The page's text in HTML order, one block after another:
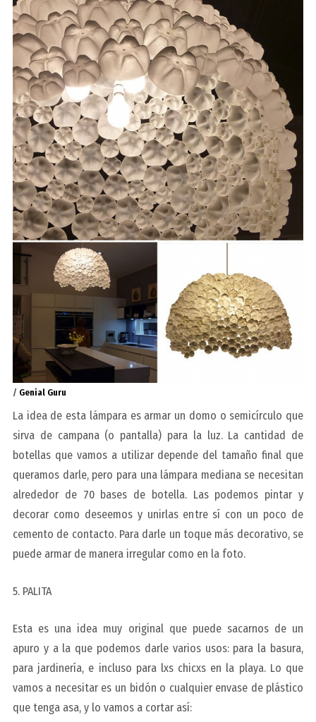
/ Genial Guru
La idea de esta lámpara es armar un domo o semicírculo que
sirva de campana (o pantalla) para la luz. La cantidad de
botellas que vamos a utilizar depende del tamaño final que
queramos darle, pero para una lámpara mediana se necesitan
alrededor de 70 bases de botella. Las podemos pintar y
decorar como deseemos y unirlas entre sí con un poco de
cemento de contacto. Para darle un toque más decorativo, se
puede armar de manera irregular como en la foto.
5. PALITA
Esta es una idea muy original que puede sacarnos de un
apuro y a la que podemos darle varios usos: para la basura,
para jardinería, e incluso para lxs chicxs en la playa. Lo que
vamos a necesitar es un bidón o cualquier envase de plástico
que tenga asa, y lo vamos a cortar así: